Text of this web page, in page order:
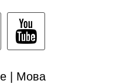
| Мова